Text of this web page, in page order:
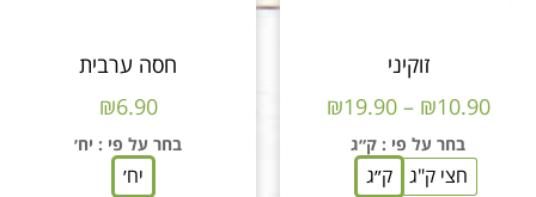
זוקיני
₪10.90
–
₪19.90
בחר על פי : ק״ג
חצי ק"ג ק״ג
חסה ערבית
₪6.90
בחר על פי : יח׳
יח׳